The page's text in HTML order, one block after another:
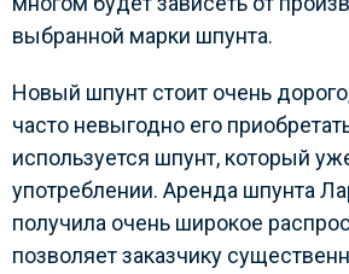
выбранной марки шпунта.
Новый шпунт стоит очень
часто невыгодно его
используется шпунт, который
употреблении. Аренда шпунта
получила очень широкое
позволяет заказчику